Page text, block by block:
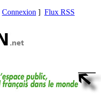
Connexion ] Flux RSS